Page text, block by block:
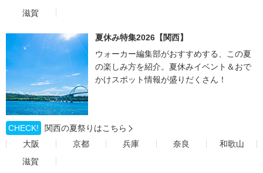
滋賀
夏休み特集2026【関西】
ウォーカー編集部がおすすめする、この夏
の楽しみ方を紹介。夏休みイベント＆おで
かけスポット情報が盛りだくさん！
CHECK!
関西の夏祭りはこちら
大阪
京都 兵庫 奈良
和歌山
滋賀